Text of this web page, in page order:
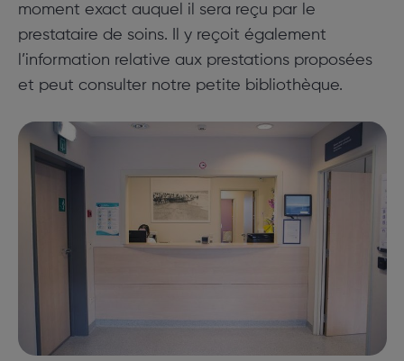
moment exact auquel il sera reçu par le
prestataire de soins. Il y reçoit également
l’information relative aux prestations proposées
et peut consulter notre petite bibliothèque.